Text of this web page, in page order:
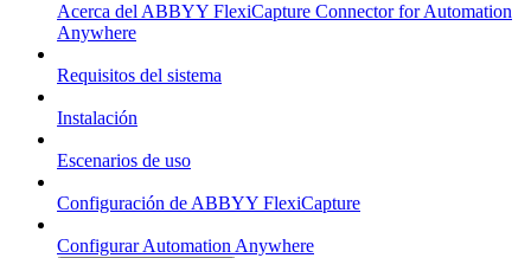
Acerca del ABBYY FlexiCapture Connector for Automation
Anywhere
Requisitos del sistema
Instalación
Escenarios de uso
Configuración de ABBYY FlexiCapture
Configurar Automation Anywhere